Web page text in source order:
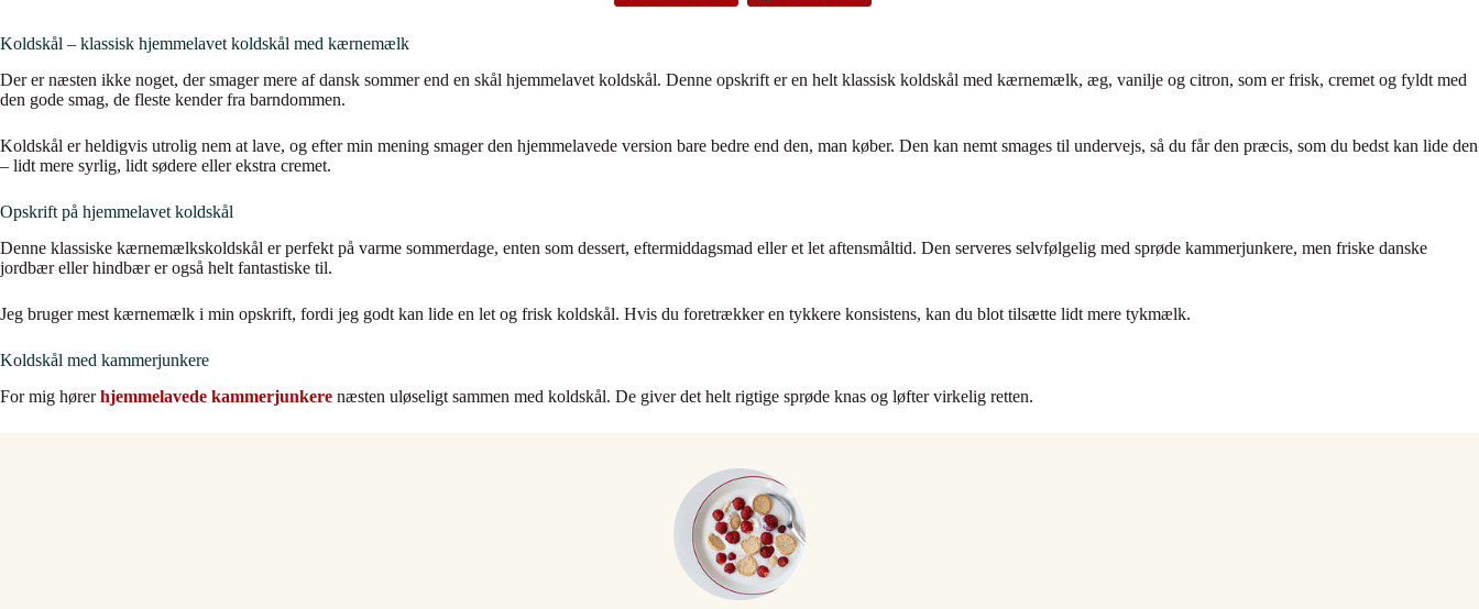
Koldskål – klassisk hjemmelavet koldskål med kærnemælk
Der er næsten ikke noget, der smager mere af dansk sommer end en skål hjemmelavet koldskål. Denne opskrift er en helt klassisk koldskål med kærnemælk, æg, vanilje og citron, som er frisk, cremet og fyldt med
den gode smag, de fleste kender fra barndommen.
Koldskål er heldigvis utrolig nem at lave, og efter min mening smager den hjemmelavede version bare bedre end den, man køber. Den kan nemt smages til undervejs, så du får den præcis, som du bedst kan lide den
– lidt mere syrlig, lidt sødere eller ekstra cremet.
Opskrift på hjemmelavet koldskål
Denne klassiske kærnemælkskoldskål er perfekt på varme sommerdage, enten som dessert, eftermiddagsmad eller et let aftensmåltid. Den serveres selvfølgelig med sprøde kammerjunkere, men friske danske
jordbær eller hindbær er også helt fantastiske til.
Jeg bruger mest kærnemælk i min opskrift, fordi jeg godt kan lide en let og frisk koldskål. Hvis du foretrækker en tykkere konsistens, kan du blot tilsætte lidt mere tykmælk.
Koldskål med kammerjunkere
For mig hørerhjemmelavede kammerjunkere næsten uløseligt sammen med koldskål. De giver det helt rigtige sprøde knas og løfter virkelig retten.